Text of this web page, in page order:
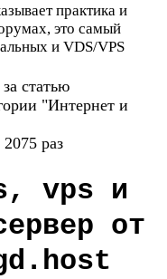
практика и
это самый
и VDS/VPS
статью
"Интернет и
2075 раз
vps и
от